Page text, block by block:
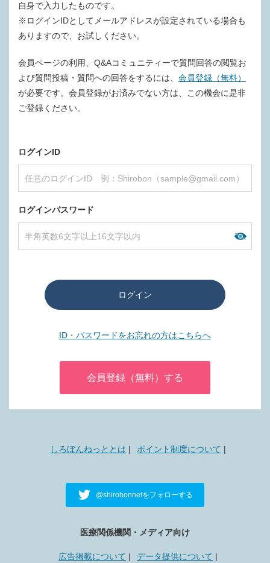
自身で入力したものです。
※ログインIDとしてメールアドレスが設定されている場合も
ありますので、お試しください。
会員ページの利用、Q&Aコミュニティーで質問回答の閲覧お
よび質問投稿・質問への回答をするには、 会員登録（無料）
が必要です。会員登録がお済みでない方は、この機会に是非
ご登録ください。
ログインID
ログインパスワード
ログイン
ID・パスワードをお忘れの方はこちらへ
会員登録（無料）する
しろぼんねっととは ポイント制度について
@shirobonnetをフォローする
医療関係機関・メディア向け
広告掲載について データ提供について